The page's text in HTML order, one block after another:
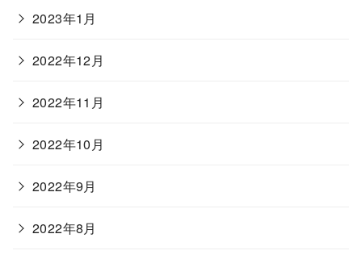
2023年1月
2022年12月
2022年11月
2022年10月
2022年9月
2022年8月